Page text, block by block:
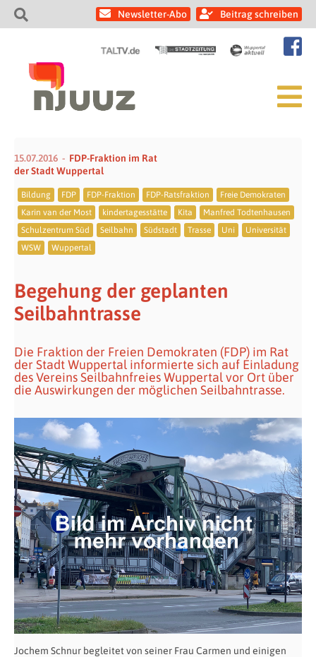
Newsletter-Abo Beitrag schreiben
15.07.2016
FDP-Fraktion im Rat
der Stadt Wuppertal
Bildung FDP FDP-Fraktion FDP-Ratsfraktion
Freie Demokraten
Karin van der Most
kindertagesstätte Kita
Manfred Todtenhausen
Schulzentrum Süd
Seilbahn Südstadt Trasse Uni
Universität
WSW
Wuppertal
Begehung der geplanten
Seilbahntrasse
Die Fraktion der Freien Demokraten (FDP) im Rat
der Stadt Wuppertal informierte sich auf Einladung
des Vereins Seilbahnfreies Wuppertal vor Ort über
die Auswirkungen der möglichen Seilbahntrasse.
Jochem Schnur begleitet von seiner Frau Carmen und einigen